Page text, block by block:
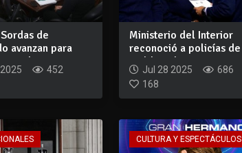
de
avanzan para
sede...
452
Ministerio del Interior
reconoció a policías de
Maldonado po...
Jul 28 2025
686
168
CULTURA Y ESPECTÁCULOS